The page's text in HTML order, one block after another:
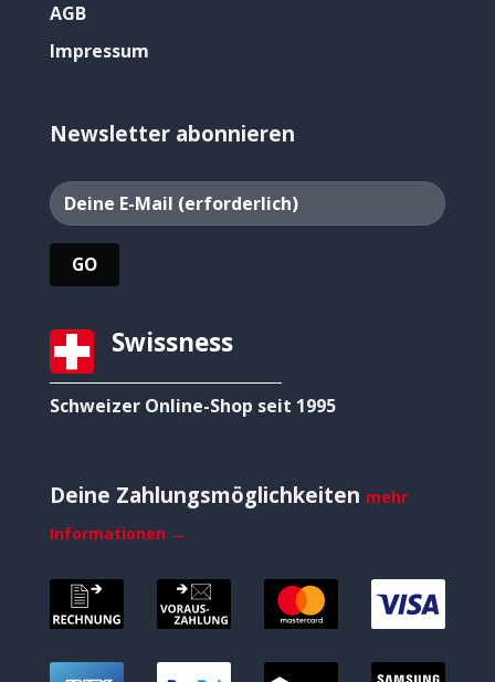
AGB
Impressum
Newsletter abonnieren
Swissness
Schweizer Online-Shop seit 1995
Deine Zahlungsmöglichkeiten mehr
Informationen →